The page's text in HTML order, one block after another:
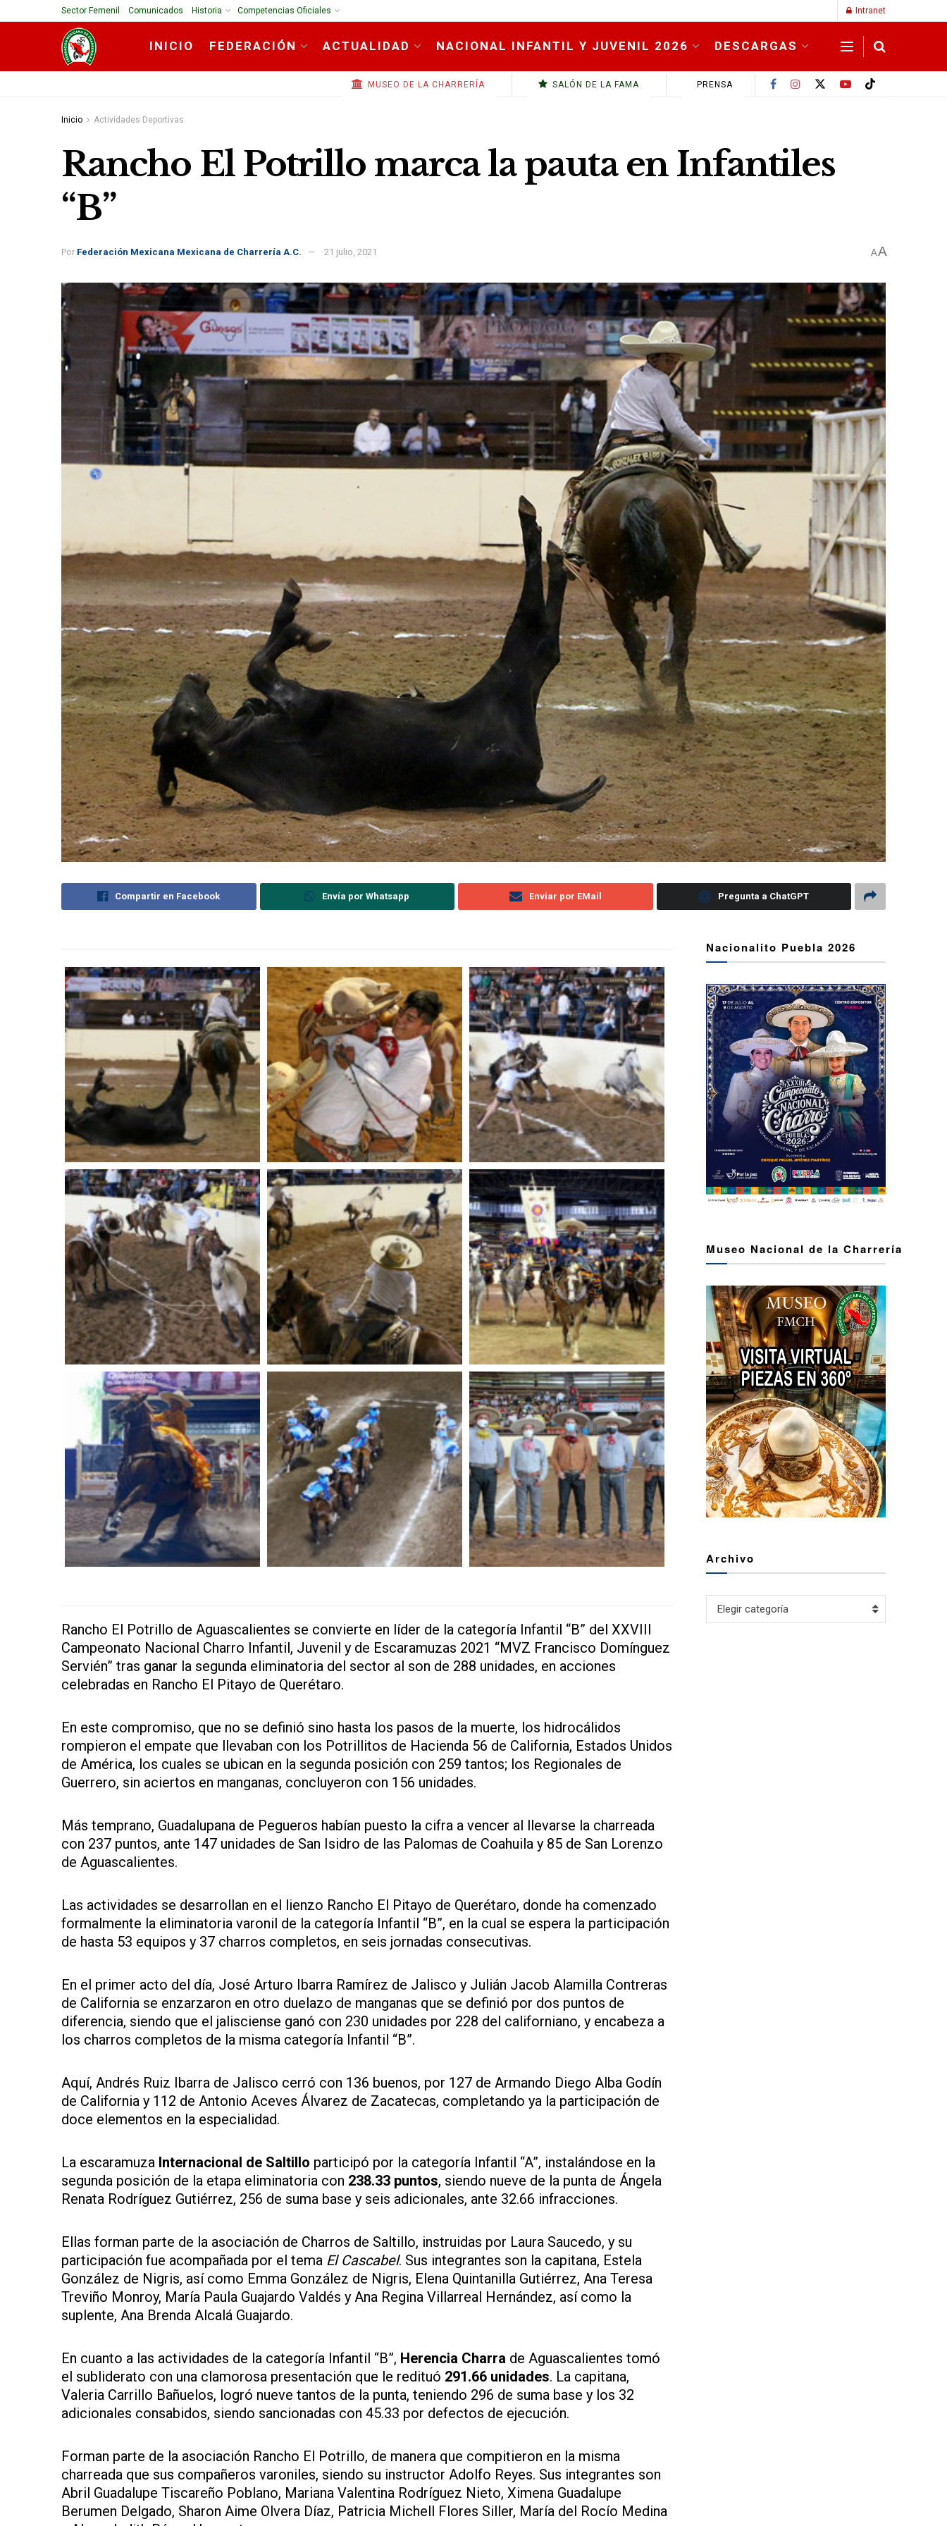
Sector Femenil Comunicados Historia Competencias Oficiales Intranet
INICIO FEDERACIÓN ACTUALIDAD NACIONAL INFANTIL Y JUVENIL 2026 DESCARGAS
MUSEO DE LA CHARRERÍA SALÓN DE LA FAMA PRENSA
Inicio Actividades Deportivas
Rancho El Potrillo marca la pauta en Infantiles
“B”
Por Federación Mexicana Mexicana de Charrería A.C. 21 julio, 2021 AA
Compartir en Facebook Envía por Whatsapp Enviar por EMail Pregunta a ChatGPT
Rancho El Potrillo de Aguascalientes se convierte en líder de la categoría Infantil “B” del XXVIII
Campeonato Nacional Charro Infantil, Juvenil y de Escaramuzas 2021 “MVZ Francisco Domínguez
Servién” tras ganar la segunda eliminatoria del sector al son de 288 unidades, en acciones
celebradas en Rancho El Pitayo de Querétaro.
En este compromiso, que no se definió sino hasta los pasos de la muerte, los hidrocálidos
rompieron el empate que llevaban con los Potrillitos de Hacienda 56 de California, Estados Unidos
de América, los cuales se ubican en la segunda posición con 259 tantos; los Regionales de
Guerrero, sin aciertos en manganas, concluyeron con 156 unidades.
Más temprano, Guadalupana de Pegueros habían puesto la cifra a vencer al llevarse la charreada
con 237 puntos, ante 147 unidades de San Isidro de las Palomas de Coahuila y 85 de San Lorenzo
de Aguascalientes.
Las actividades se desarrollan en el lienzo Rancho El Pitayo de Querétaro, donde ha comenzado
formalmente la eliminatoria varonil de la categoría Infantil “B”, en la cual se espera la participación
de hasta 53 equipos y 37 charros completos, en seis jornadas consecutivas.
En el primer acto del día, José Arturo Ibarra Ramírez de Jalisco y Julián Jacob Alamilla Contreras
de California se enzarzaron en otro duelazo de manganas que se definió por dos puntos de
diferencia, siendo que el jalisciense ganó con 230 unidades por 228 del californiano, y encabeza a
los charros completos de la misma categoría Infantil “B”.
Aquí, Andrés Ruiz Ibarra de Jalisco cerró con 136 buenos, por 127 de Armando Diego Alba Godín
de California y 112 de Antonio Aceves Álvarez de Zacatecas, completando ya la participación de
doce elementos en la especialidad.
La escaramuza Internacional de Saltillo participó por la categoría Infantil “A”, instalándose en la
segunda posición de la etapa eliminatoria con 238.33 puntos, siendo nueve de la punta de Ángela
Renata Rodríguez Gutiérrez, 256 de suma base y seis adicionales, ante 32.66 infracciones.
Ellas forman parte de la asociación de Charros de Saltillo, instruidas por Laura Saucedo, y su
participación fue acompañada por el tema El Cascabel. Sus integrantes son la capitana, Estela
González de Nigris, así como Emma González de Nigris, Elena Quintanilla Gutiérrez, Ana Teresa
Treviño Monroy, María Paula Guajardo Valdés y Ana Regina Villarreal Hernández, así como la
suplente, Ana Brenda Alcalá Guajardo.
En cuanto a las actividades de la categoría Infantil “B”, Herencia Charra de Aguascalientes tomó
el subliderato con una clamorosa presentación que le redituó 291.66 unidades. La capitana,
Valeria Carrillo Bañuelos, logró nueve tantos de la punta, teniendo 296 de suma base y los 32
adicionales consabidos, siendo sancionadas con 45.33 por defectos de ejecución.
Forman parte de la asociación Rancho El Potrillo, de manera que compitieron en la misma
charreada que sus compañeros varoniles, siendo su instructor Adolfo Reyes. Sus integrantes son
Abril Guadalupe Tiscareño Poblano, Mariana Valentina Rodríguez Nieto, Ximena Guadalupe
Berumen Delgado, Sharon Aime Olvera Díaz, Patricia Michell Flores Siller, María del Rocío Medina
Nacionalito Puebla 2026
Museo Nacional de la Charrería
Archivo
Archivo
Elegir categoría